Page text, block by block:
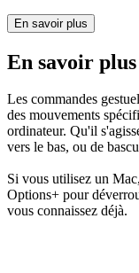
En savoir plus
En savoir
Les commandes
des mouvements
ordinateur. Qu'il
vers le bas, ou de
Si vous utilisez un
Options+ pour
vous connaissez déjà.